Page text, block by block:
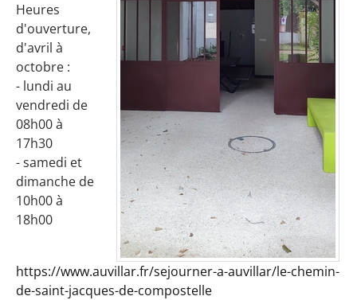
Heures
d'ouverture,
d'avril à
octobre :
- lundi au
vendredi de
08h00 à
17h30
- samedi et
dimanche de
10h00 à
18h00
https://www.auvillar.fr/sejourner-a-auvillar/le-chemin-
de-saint-jacques-de-compostelle